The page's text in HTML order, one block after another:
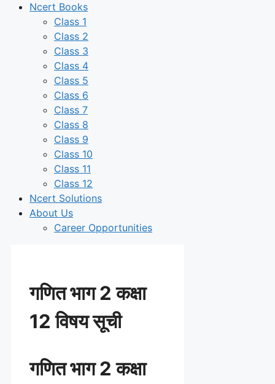
Ncert Books
Class 1
Class 2
Class 3
Class 4
Class 5
Class 6
Class 7
Class 8
Class 9
Class 10
Class 11
Class 12
Ncert Solutions
About Us
Career Opportunities
गणित भाग 2 कक्षा
12 विषय सूची
गणित भाग 2 कक्षा